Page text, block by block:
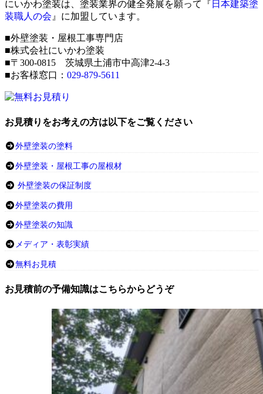
にいかわ塗装は、塗装業界の健全発展を願って『 日本建築塗
装職人の会 』に加盟しています。
■外壁塗装・屋根工事専門店
■株式会社にいかわ塗装
■〒300-0815 茨城県土浦市中高津2-4-3
■お客様窓口： 029-879-5611
お見積りをお考えの方は以下をご覧ください
外壁塗装の塗料
外壁塗装・屋根工事の屋根材
外壁塗装の保証制度
外壁塗装の費用
外壁塗装の知識
メディア・表彰実績
無料お見積
お見積前の予備知識はこちらからどうぞ